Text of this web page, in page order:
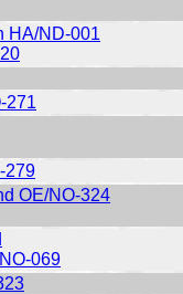
HA/ND-001
271
279
OE/NO-324
069